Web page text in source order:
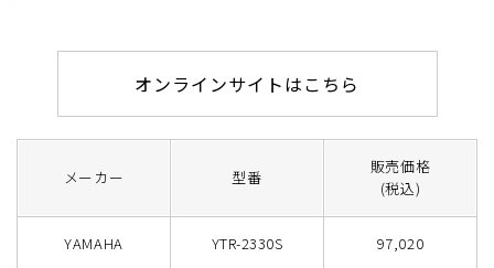
オンラインサイトはこちら
メーカー 型番
販売価格
(税込)
YAMAHA YTR-2330S 97,020